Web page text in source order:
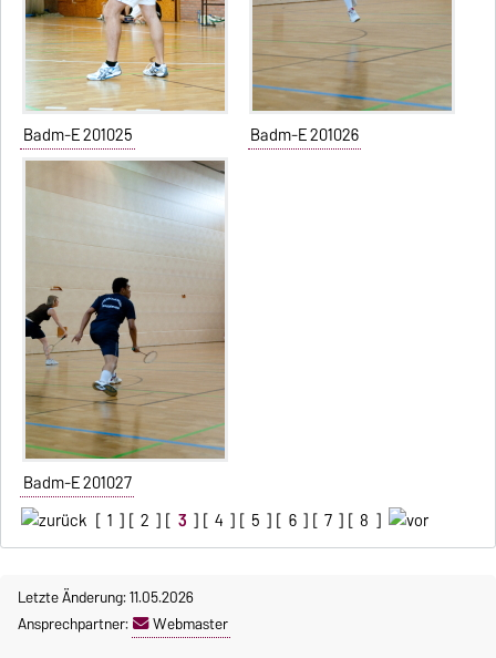
Badm-E 201025 Badm-E 201026
Badm-E 201027
[ 1 ] [ 2 ] [ 3 ] [ 4 ] [ 5 ] [ 6 ] [ 7 ] [ 8 ]
Letzte Änderung: 11.05.2026
Ansprechpartner:
Webmaster